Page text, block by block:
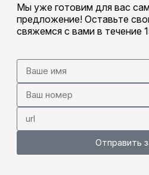
Мы уже готовим для вас
предложение! Оставьте
свяжемся с вами в течение
Отправить